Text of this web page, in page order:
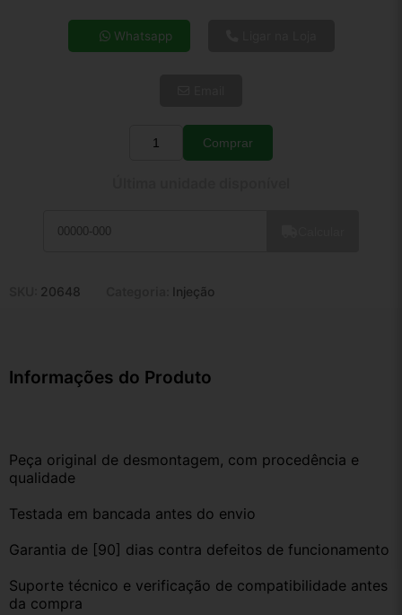
4x de R$ 12,19
5x de R$ 9,88
Whatsapp
Quantidade
Comprar
20648 Injeção
Informações do Produto
Peça original de desmontagem, com procedência e
qualidade
Testada em bancada antes do envio
Garantia de [90] dias contra defeitos de funcionamento
Suporte técnico e verificação de compatibilidade antes
da compra